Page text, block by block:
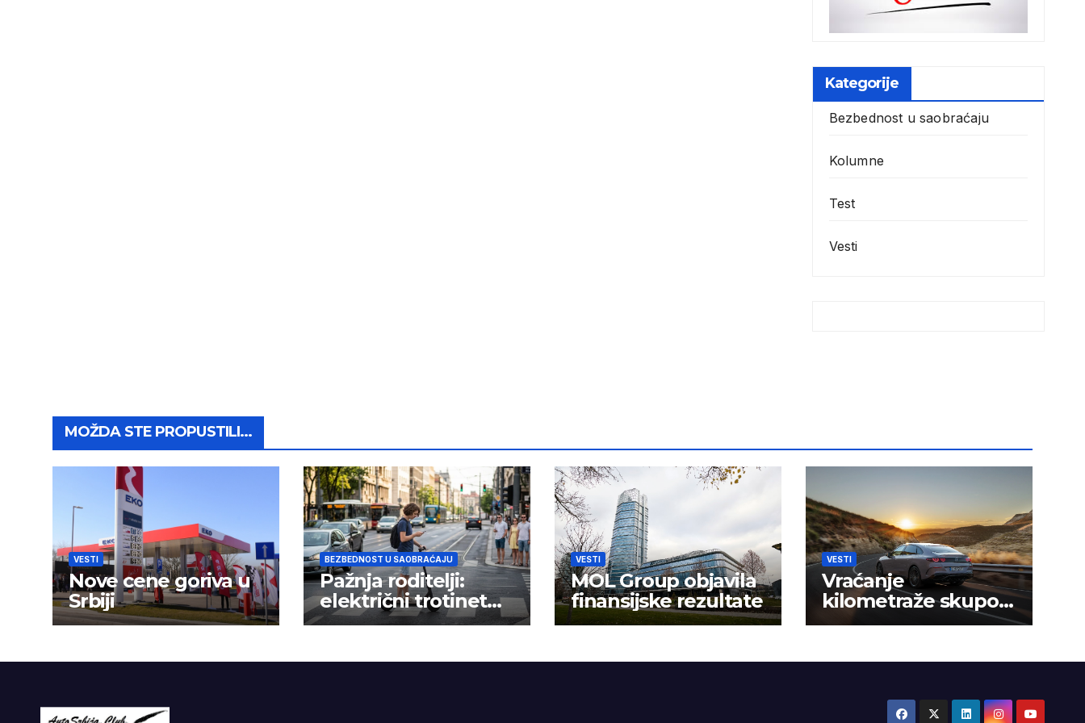
Kategorije
Bezbednost u saobraćaju
Kolumne
Test
Vesti
MOŽDA STE PROPUSTILI...
VESTI
Nove cene goriva u
Srbiji
BEZBEDNOST U SAOBRAĆAJU
Pažnja roditelji:
električni trotinet
nije igračka
VESTI
MOL Group objavila
finansijske rezultate
VESTI
Vraćanje
kilometraže skupo
košta vozače u Srbiji